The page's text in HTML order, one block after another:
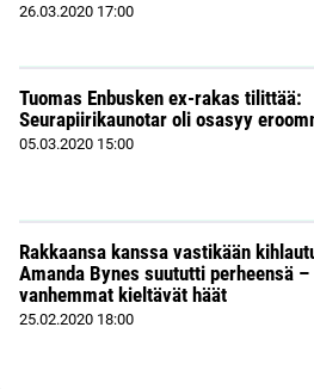
26.03.2020 17:00
Tuomas Enbusken ex-rakas tilittää:
Seurapiirikaunotar oli osasyy
05.03.2020 15:00
Rakkaansa kanssa vastikään
Amanda Bynes suututti perheensä –
vanhemmat kieltävät häät
25.02.2020 18:00